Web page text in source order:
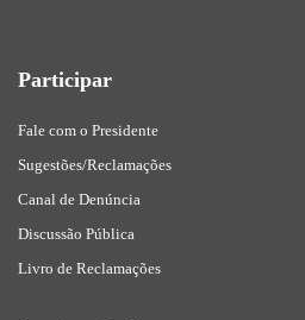
Participar
Fale com o Presidente
Sugestões/Reclamações
Canal de Denúncia
Discussão Pública
Livro de Reclamações